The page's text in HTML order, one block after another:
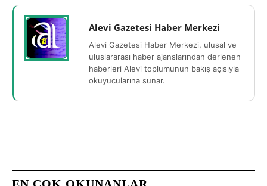
Alevi Gazetesi Haber Merkezi
Alevi Gazetesi Haber Merkezi, ulusal ve
uluslararası haber ajanslarından derlenen
haberleri Alevi toplumunun bakış açısıyla
okuyucularına sunar.